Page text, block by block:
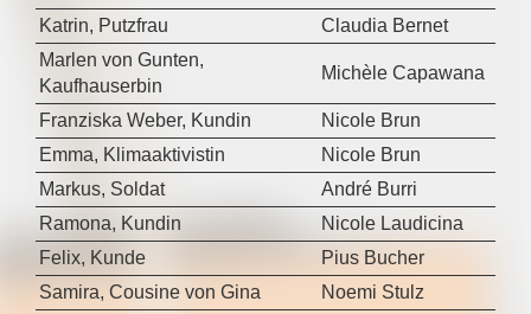
Katrin, Putzfrau
Claudia Bernet
Marlen von Gunten,
Kaufhauserbin
Michèle Capawana
Franziska Weber, Kundin
Nicole Brun
Emma, Klimaaktivistin
Nicole Brun
Markus, Soldat
André Burri
Ramona, Kundin
Nicole Laudicina
Felix, Kunde
Pius Bucher
Samira, Cousine von Gina
Noemi Stulz